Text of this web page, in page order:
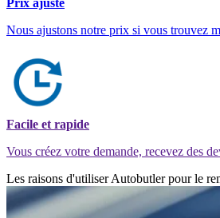
Nous ajustons notre prix si vous trouvez
Facile et rapide
Vous créez votre demande, recevez des
Les raisons d'utiliser Autobutler pour le